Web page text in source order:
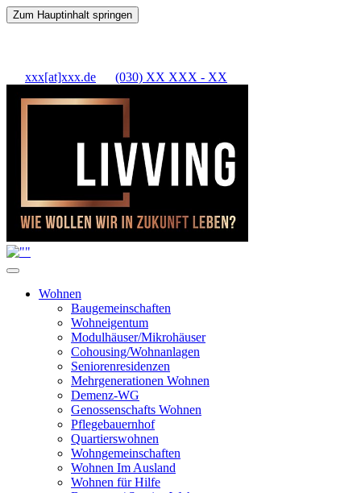
Zum Hauptinhalt springen
xxx[at]xxx.de (030) XX XXX - XX
Wohnen
Baugemeinschaften
Wohneigentum
Modulhäuser/Mikrohäuser
Cohousing/Wohnanlagen
Seniorenresidenzen
Mehrgenerationen Wohnen
Demenz-WG
Genossenschafts Wohnen
Pflegebauernhof
Quartierswohnen
Wohngemeinschaften
Wohnen Im Ausland
Wohnen für Hilfe